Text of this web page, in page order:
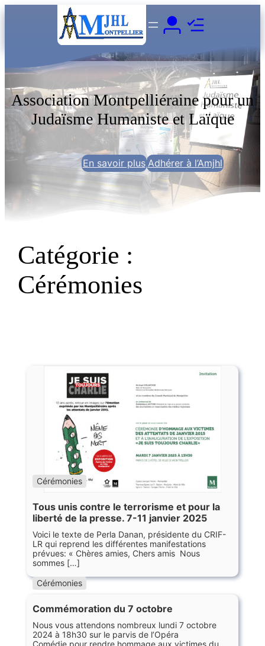
Association Montpelliéraine pour un
Judaïsme Humaniste et Laïque
En savoir plus Adhérer à l’Amjhl
Catégorie :
Cérémonies
Cérémonies
Tous unis contre le terrorisme et pour la
liberté de la presse. 7-11 janvier 2025
Voici le texte de Perla Danan, présidente du CRIF-
LR qui reprend les différentes manifestations
prévues: « Chères amies, Chers amis Nous
sommes […]
Cérémonies
Commémoration du 7 octobre
Nous vous attendons nombreux lundi 7 octobre
2024 à 18h30 sur le parvis de l’Opéra